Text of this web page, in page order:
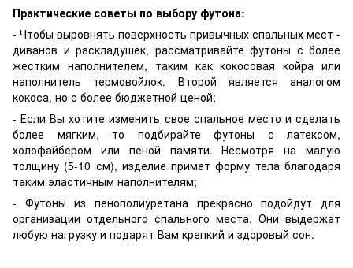
Практические советы по выбору футона:
- Чтобы выровнять поверхность привычных спальных мест -
диванов и раскладушек, рассматривайте футоны с более
жестким наполнителем, таким как кокосовая койра или
наполнитель термовойлок. Второй является аналогом
кокоса, но с более бюджетной ценой;
- Если Вы хотите изменить свое спальное место и сделать
более мягким, то подбирайте футоны с латексом,
холофайбером или пеной памяти. Несмотря на малую
толщину (5-10 см), изделие примет форму тела благодаря
таким эластичным наполнителям;
- Футоны из пенополиуретана прекрасно подойдут для
организации отдельного спального места. Они выдержат
любую нагрузку и подарят Вам крепкий и здоровый сон.